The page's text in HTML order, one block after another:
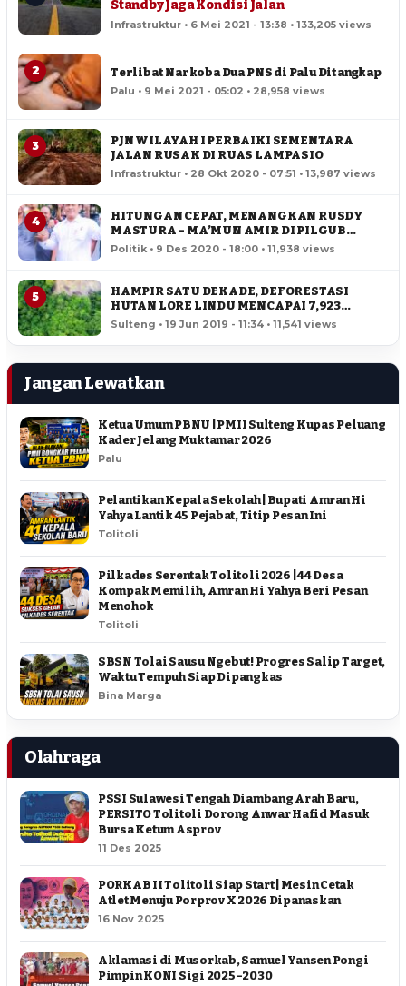
Standby Jaga Kondisi Jalan
Infrastruktur • 6 Mei 2021 - 13:38 • 133,205 views
2 Terlibat Narkoba Dua PNS di Palu Ditangkap
Palu • 9 Mei 2021 - 05:02 • 28,958 views
3
PJN WILAYAH I PERBAIKI SEMENTARA
JALAN RUSAK DI RUAS LAMPASIO
Infrastruktur • 28 Okt 2020 - 07:51 • 13,987 views
4
HITUNGAN CEPAT, MENANGKAN RUSDY
MASTURA – MA’MUN AMIR DI PILGUB
SULTENG
Politik • 9 Des 2020 - 18:00 • 11,938 views
5
HAMPIR SATU DEKADE, DEFORESTASI
HUTAN LORE LINDU MENCAPAI 7,923
HEKTAR
Sulteng • 19 Jun 2019 - 11:34 • 11,541 views
Jangan Lewatkan
Ketua Umum PBNU | PMII Sulteng Kupas Peluang
Kader Jelang Muktamar 2026
Palu
Pelantikan Kepala Sekolah | Bupati Amran Hi
Yahya Lantik 45 Pejabat, Titip Pesan Ini
Tolitoli
Pilkades Serentak Tolitoli 2026 | 44 Desa
Kompak Memilih, Amran Hi Yahya Beri Pesan
Menohok
Tolitoli
SBSN Tolai Sausu Ngebut! Progres Salip Target,
Waktu Tempuh Siap Dipangkas
Bina Marga
Olahraga
PSSI Sulawesi Tengah Diambang Arah Baru,
PERSITO Tolitoli Dorong Anwar Hafid Masuk
Bursa Ketum Asprov
11 Des 2025
PORKAB II Tolitoli Siap Start | Mesin Cetak
Atlet Menuju Porprov X 2026 Dipanaskan
16 Nov 2025
Aklamasi di Musorkab, Samuel Yansen Pongi
Pimpin KONI Sigi 2025–2030